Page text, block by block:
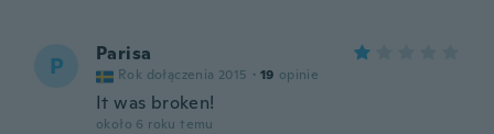
P Parisa
Rok dołączenia 2015 · 19 opinie
It was broken!
około 6 roku temu